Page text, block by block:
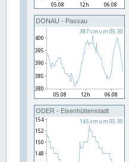
DONAU - Passau
ODER - Eisenhüttenstadt